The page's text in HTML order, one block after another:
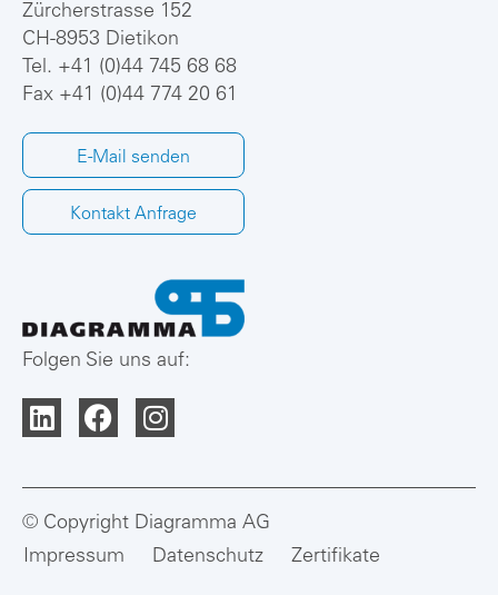
Zürcherstrasse 152
CH-8953 Dietikon
Tel. +41 (0)44 745 68 68
Fax +41 (0)44 774 20 61
E-Mail senden
Kontakt Anfrage
Folgen Sie uns auf:
© Copyright Diagramma AG
Impressum
Datenschutz Zertifikate